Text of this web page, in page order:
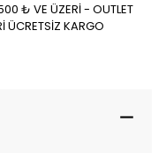
₺ VE ÜZERİ - OUTLET
ÜCRETSİZ KARGO